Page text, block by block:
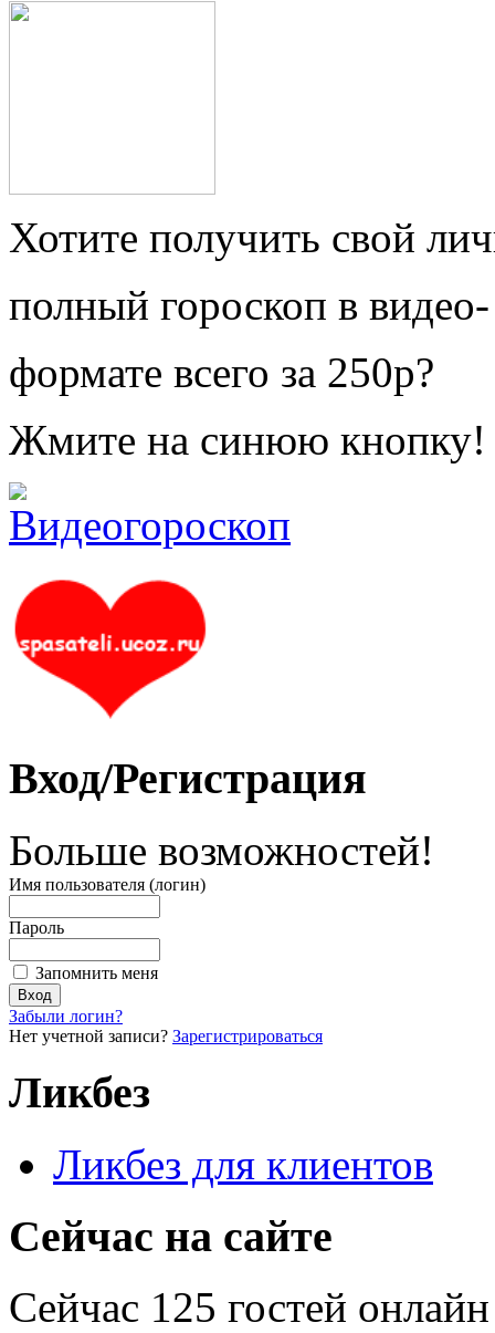
Хотите получить свой
полный гороскоп в видео-
формате всего за 250р?
Жмите на синюю кнопку!
Вход/Регистрация
Больше возможностей!
Имя пользователя (логин)
Пароль
Запомнить меня
Забыли логин?
Нет учетной записи? Зарегистрироваться
Ликбез
Ликбез для клиентов
Сейчас на сайте
Сейчас 125 гостей онлайн